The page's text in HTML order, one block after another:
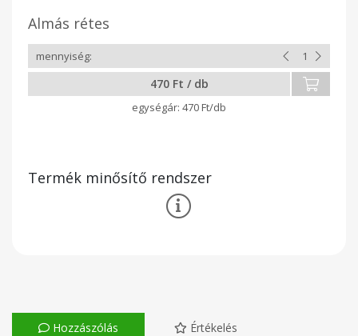
Almás rétes
470 Ft / db
470 Ft/db
Termék minősítő rendszer
Hozzászólás Értékelés